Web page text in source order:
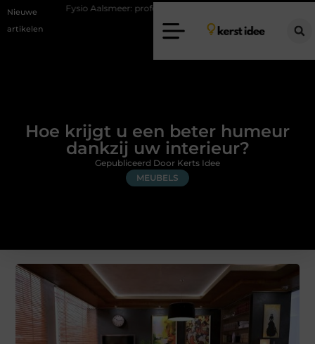
Nieuwe
artikelen
Aalsmeer: professionele hulp bij pijn en bewegingsklachten
Hoe krijgt u een beter humeur
dankzij uw interieur?
MEUBELS
Gepubliceerd Door Kerts Idee